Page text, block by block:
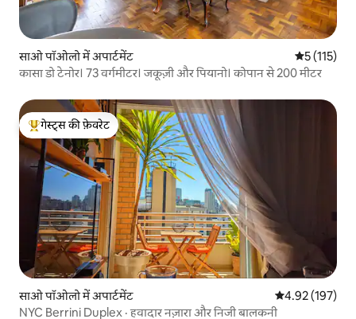
साओ पॉओलो में अपार्टमेंट औसत रेटिंग 5
5 (115)
कासा डो टेनोर। 73 वर्गमीटर। जकूज़ी और पियानो। कोपान से 200 मीटर
गेस्ट्स का टॉप फ़ेवरेट
गेस्ट्स की फ़ेवरेट
साओ पॉओलो में अपार्टमेंट औसत रेटिंग 5 में से
4.92 (197)
NYC Berrini Duplex · हवादार नज़ारा और निजी बालकनी